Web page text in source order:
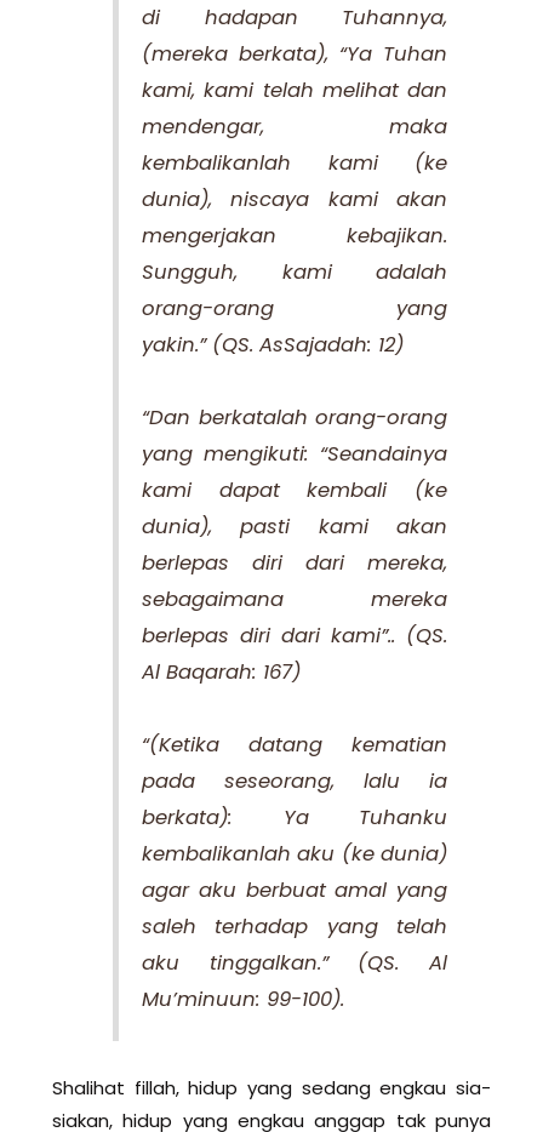
di hadapan Tuhannya,
(mereka berkata), “Ya Tuhan
kami, kami telah melihat dan
mendengar, maka
kembalikanlah kami (ke
dunia), niscaya kami akan
mengerjakan kebajikan.
Sungguh, kami adalah
orang-orang yang
yakin.” (QS. AsSajadah: 12)
“Dan berkatalah orang-orang
yang mengikuti: “Seandainya
kami dapat kembali (ke
dunia), pasti kami akan
berlepas diri dari mereka,
sebagaimana mereka
berlepas diri dari kami”.. (QS.
Al Baqarah: 167)
“(Ketika datang kematian
pada seseorang, lalu ia
berkata): Ya Tuhanku
kembalikanlah aku (ke dunia)
agar aku berbuat amal yang
saleh terhadap yang telah
aku tinggalkan.”(QS. Al
Mu’minuun: 99-100).
Shalihat fillah, hidup yang sedang engkau sia-
siakan, hidup yang engkau anggap tak punya